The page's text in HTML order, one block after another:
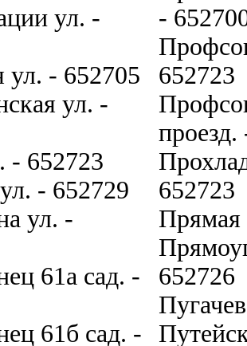
ул. -
ул. - 652705
ул. -
- 652723
- 652729
ул. -
61а сад. -
61б сад. -
-
652723
проезд.
652723
Прямая
652726